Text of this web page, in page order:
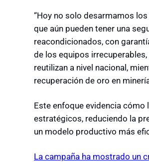
“Hoy no solo desarmamos
que aún pueden tener una
reacondicionados, con
de los equipos
reutilizan a nivel nacional,
recuperación de oro en
Este enfoque evidencia
estratégicos, reduciendo la
un modelo productivo más
La campaña ha mostrado un